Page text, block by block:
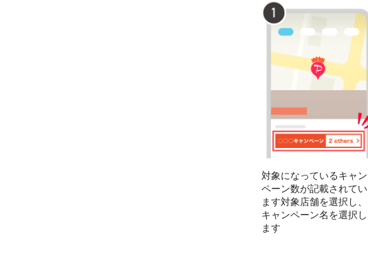
対象になっているキャン
ペーン数が記載されてい
ます対象店舗を選択し、
キャンペーン名を選択し
ます